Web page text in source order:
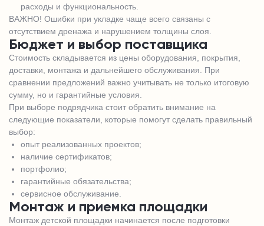
расходы и функциональность.
ВАЖНО! Ошибки при укладке чаще всего связаны с
отсутствием дренажа и нарушением толщины слоя.
Бюджет и выбор поставщика
Стоимость складывается из цены оборудования, покрытия,
доставки, монтажа и дальнейшего обслуживания. При
сравнении предложений важно учитывать не только итоговую
сумму, но и гарантийные условия.
При выборе подрядчика стоит обратить внимание на
следующие показатели, которые помогут сделать правильный
выбор:
опыт реализованных проектов;
наличие сертификатов;
портфолио;
гарантийные обязательства;
сервисное обслуживание.
Монтаж и приемка площадки
Монтаж детской площадки начинается после подготовки